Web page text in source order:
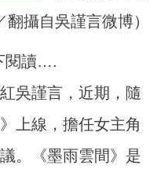
攝自吳謹言微博）
閱讀….
吳謹言，近期，隨
上線，擔任女主角
。《墨雨雲間》是